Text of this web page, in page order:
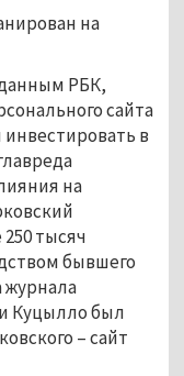
на
РБК,
сайта
в
на
тысяч
бывшего
журнала
Куцылло был
– сайт